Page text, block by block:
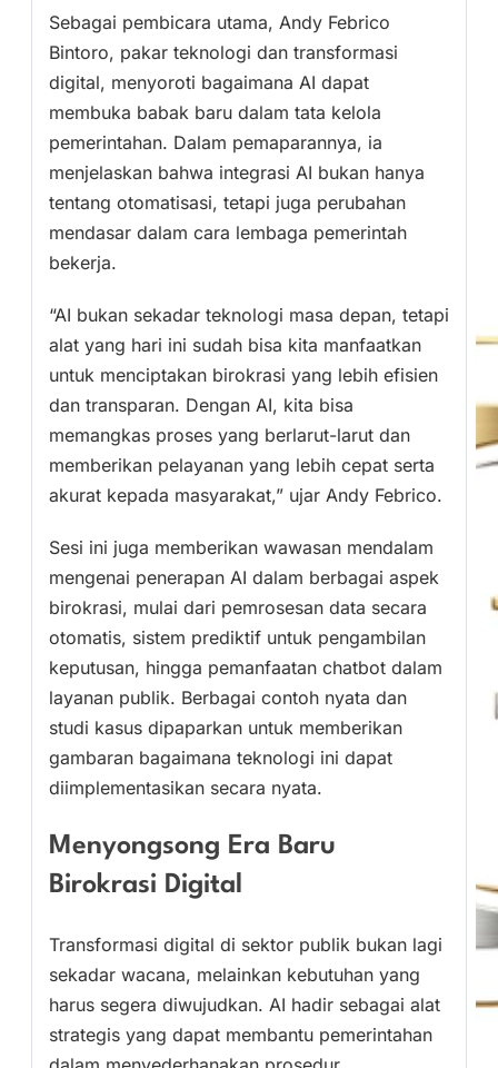
Sebagai pembicara utama, Andy Febrico
Bintoro, pakar teknologi dan transformasi
digital, menyoroti bagaimana AI dapat
membuka babak baru dalam tata kelola
pemerintahan. Dalam pemaparannya, ia
menjelaskan bahwa integrasi AI bukan hanya
tentang otomatisasi, tetapi juga perubahan
mendasar dalam cara lembaga pemerintah
bekerja.
“AI bukan sekadar teknologi masa depan, tetapi
alat yang hari ini sudah bisa kita manfaatkan
untuk menciptakan birokrasi yang lebih efisien
dan transparan. Dengan AI, kita bisa
memangkas proses yang berlarut-larut dan
memberikan pelayanan yang lebih cepat serta
akurat kepada masyarakat,” ujar Andy Febrico.
Sesi ini juga memberikan wawasan mendalam
mengenai penerapan AI dalam berbagai aspek
birokrasi, mulai dari pemrosesan data secara
otomatis, sistem prediktif untuk pengambilan
keputusan, hingga pemanfaatan chatbot dalam
layanan publik. Berbagai contoh nyata dan
studi kasus dipaparkan untuk memberikan
gambaran bagaimana teknologi ini dapat
diimplementasikan secara nyata.
Menyongsong Era Baru
Birokrasi Digital
Transformasi digital di sektor publik bukan lagi
sekadar wacana, melainkan kebutuhan yang
harus segera diwujudkan. AI hadir sebagai alat
strategis yang dapat membantu pemerintahan